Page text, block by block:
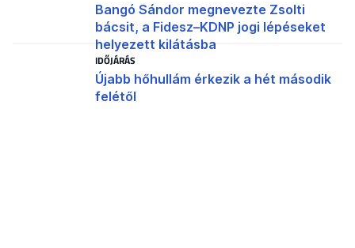
Bangó Sándor megnevezte Zsolti
bácsit, a Fidesz–KDNP jogi lépéseket
helyezett kilátásba
IDŐJÁRÁS
Újabb hőhullám érkezik a hét második
felétől